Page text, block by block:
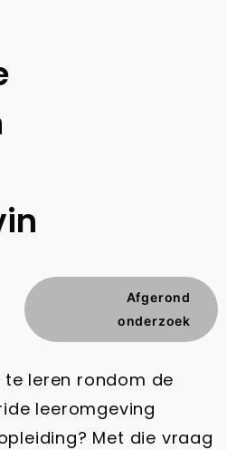
Afgerond
onderzoek
te leren rondom de
leeromgeving
Met die vraag